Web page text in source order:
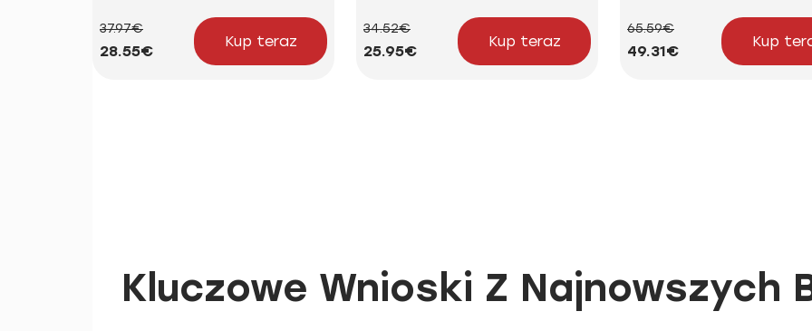
37.97€
28.55€
Kup teraz
34.52€
25.95€
Kup teraz
65.59€
49.31€
Kup
Kluczowe Wnioski Z Najnowszych